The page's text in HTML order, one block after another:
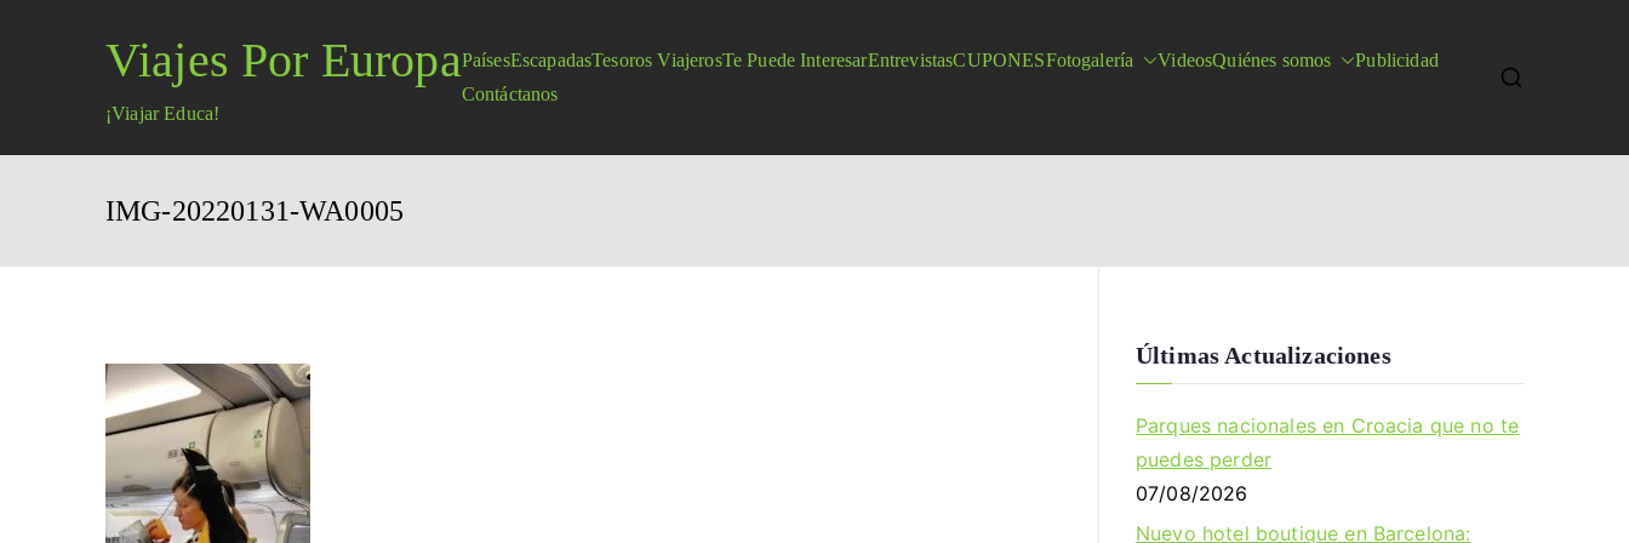
Viajes Por Europa
¡Viajar Educa!
PaísesEscapadasTesoros ViajerosTe Puede InteresarEntrevistasCUPONESFotogalería VideosQuiénes somos
Publicidad
Contáctanos
IMG-20220131-WA0005
Últimas Actualizaciones
Parques nacionales en Croacia que no te
puedes perder
07/08/2026
Nuevo hotel boutique en Barcelona: